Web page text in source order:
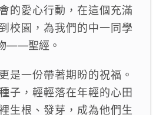
的愛心行動，在這個充滿
校園，為我們的中一同學
——聖經。
是一份帶著期盼的祝福。
子，輕輕落在年輕的心田
生根、發芽，成為他們生